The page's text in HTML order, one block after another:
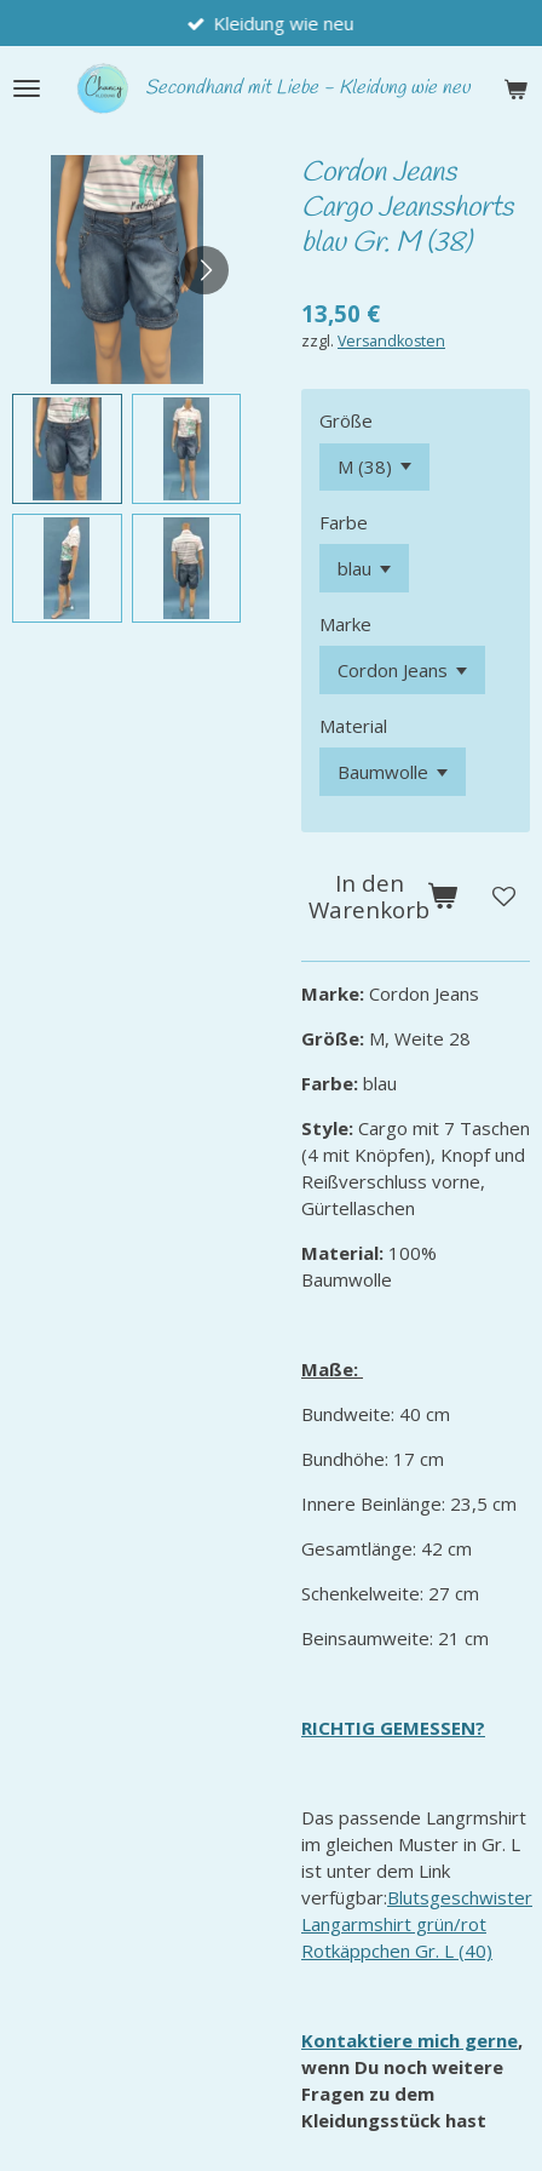
Hauptinhalt
springen
Secondhandmit Liebe - Kleidung wie neu
Kleidung wie neu
Cordon Jeans
Cargo Jeansshorts
blau Gr. M (38)
13,50 €
zzgl. Versandkosten
Größe
Farbe
Marke
Material
In den
Warenkorb
Marke: Cordon Jeans
Größe: M, Weite 28
Farbe: blau
Style: Cargo mit 7 Taschen
(4 mit Knöpfen), Knopf und
Reißverschluss vorne,
Gürtellaschen
Material: 100%
Baumwolle
Maße:
Bundweite: 40 cm
Bundhöhe: 17 cm
Innere Beinlänge: 23,5 cm
Gesamtlänge: 42 cm
Schenkelweite: 27 cm
Beinsaumweite: 21 cm
RICHTIG GEMESSEN?
Das passende Langrmshirt
im gleichen Muster in Gr. L
ist unter dem Link
verfügbar:Blutsgeschwister
Langarmshirt grün/rot
Rotkäppchen Gr. L (40)
Kontaktiere mich gerne,
wenn Du noch weitere
Fragen zu dem
Kleidungsstück hast